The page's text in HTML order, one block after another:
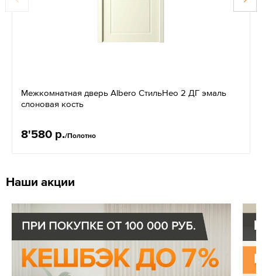
Межкомнатная дверь Albero СтильНео 2 ДГ эмаль
слоновая кость
8'580 р./Полотно
Наши акции